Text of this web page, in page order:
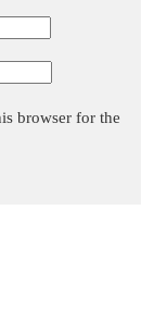
browser for the